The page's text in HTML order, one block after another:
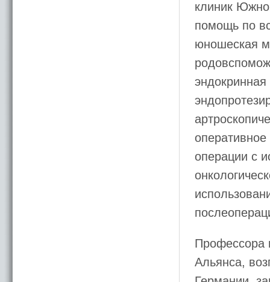
клиник
помощь по
юношеская
эндокринная
операции с
Профессора
Альянса,